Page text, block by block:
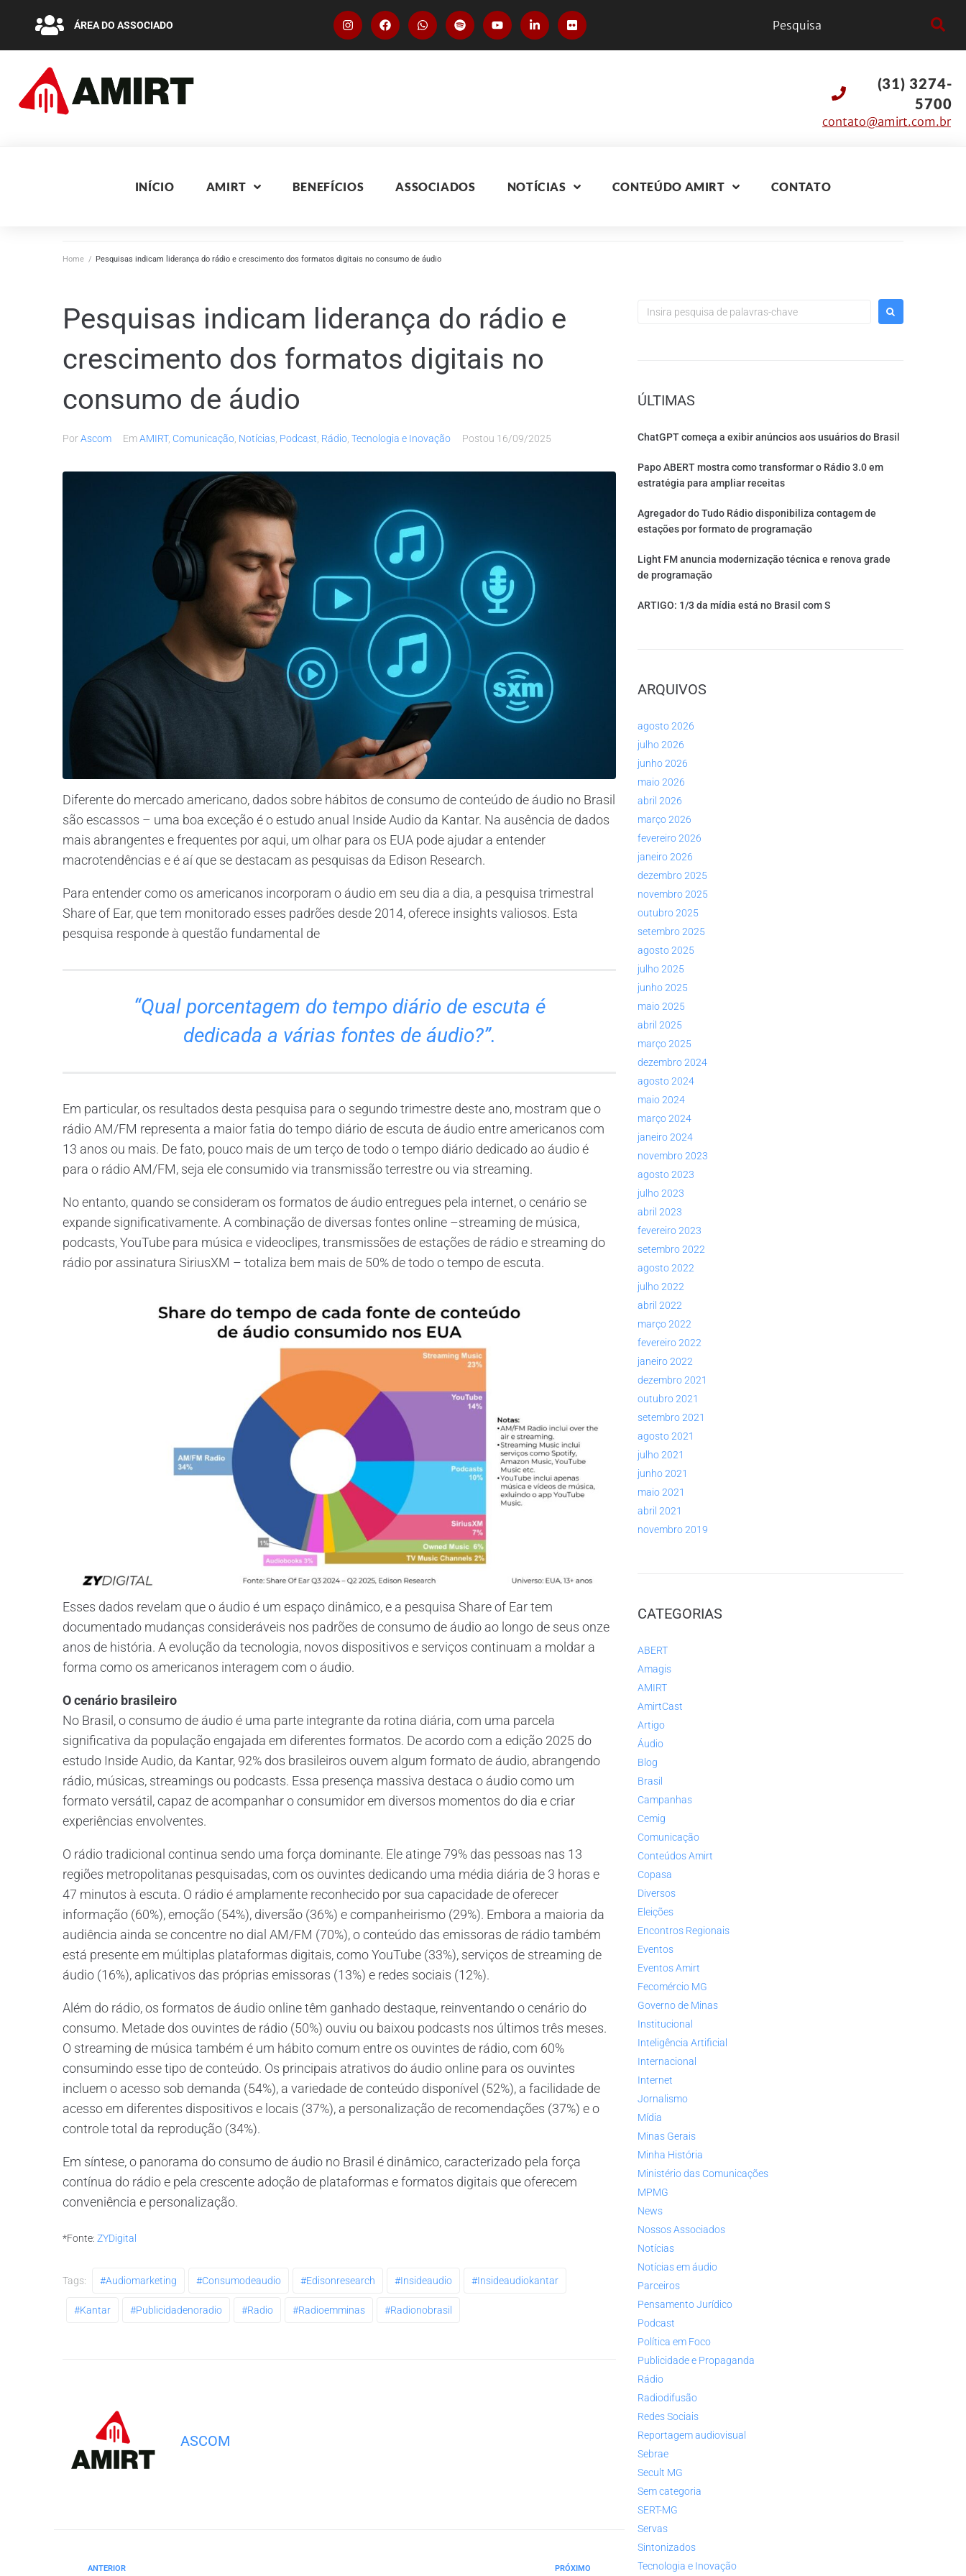
ÁREA DO ASSOCIADO
(31) 3274-
5700
contato@amirt.com.br
INÍCIO AMIRT BENEFÍCIOS ASSOCIADOS NOTÍCIAS CONTEÚDO AMIRT CONTATO
Home / Pesquisas indicam liderança do rádio e crescimento dos formatos digitais no consumo de áudio
Pesquisas indicam liderança do rádio e
crescimento dos formatos digitais no
consumo de áudio
PorAscom EmAMIRT, Comunicação Notícias Podcast Rádio Tecnologia e Inovação Postou 16/09/2025
Diferente do mercado americano, dados sobre hábitos de consumo de conteúdo de áudio no Brasil
são escassos – uma boa exceção é o estudo anual Inside Audio da Kantar. Na ausência de dados
mais abrangentes e frequentes por aqui, um olhar para os EUA pode ajudar a entender
macrotendências e é aí que se destacam as pesquisas da Edison Research.
Para entender como os americanos incorporam o áudio em seu dia a dia, a pesquisa trimestral
Share of Ear, que tem monitorado esses padrões desde 2014, oferece insights valiosos. Esta
pesquisa responde à questão fundamental de
“Qual porcentagem do tempo diário de escuta é
dedicada a várias fontes de áudio?”.
Em particular, os resultados desta pesquisa para o segundo trimestre deste ano, mostram que o
rádio AM/FM representa a maior fatia do tempo diário de escuta de áudio entre americanos com
13 anos ou mais. De fato, pouco mais de um terço de todo o tempo diário dedicado ao áudio é
para o rádio AM/FM, seja ele consumido via transmissão terrestre ou via streaming.
No entanto, quando se consideram os formatos de áudio entregues pela internet, o cenário se
expande significativamente. A combinação de diversas fontes online –streaming de música,
podcasts, YouTube para música e videoclipes, transmissões de estações de rádio e streaming do
rádio por assinatura SiriusXM – totaliza bem mais de 50% de todo o tempo de escuta.
Esses dados revelam que o áudio é um espaço dinâmico, e a pesquisa Share of Ear tem
documentado mudanças consideráveis nos padrões de consumo de áudio ao longo de seus onze
anos de história. A evolução da tecnologia, novos dispositivos e serviços continuam a moldar a
forma como os americanos interagem com o áudio.
O cenário brasileiro
No Brasil, o consumo de áudio é uma parte integrante da rotina diária, com uma parcela
significativa da população engajada em diferentes formatos. De acordo com a edição 2025 do
estudo Inside Audio, da Kantar, 92% dos brasileiros ouvem algum formato de áudio, abrangendo
rádio, músicas, streamings ou podcasts. Essa presença massiva destaca o áudio como um
formato versátil, capaz de acompanhar o consumidor em diversos momentos do dia e criar
experiências envolventes.
O rádio tradicional continua sendo uma força dominante. Ele atinge 79% das pessoas nas 13
regiões metropolitanas pesquisadas, com os ouvintes dedicando uma média diária de 3 horas e
47 minutos à escuta. O rádio é amplamente reconhecido por sua capacidade de oferecer
informação (60%), emoção (54%), diversão (36%) e companheirismo (29%). Embora a maioria da
audiência ainda se concentre no dial AM/FM (70%), o conteúdo das emissoras de rádio também
está presente em múltiplas plataformas digitais, como YouTube (33%), serviços de streaming de
áudio (16%), aplicativos das próprias emissoras (13%) e redes sociais (12%).
Além do rádio, os formatos de áudio online têm ganhado destaque, reinventando o cenário do
consumo. Metade dos ouvintes de rádio (50%) ouviu ou baixou podcasts nos últimos três meses.
O streaming de música também é um hábito comum entre os ouvintes de rádio, com 60%
consumindo esse tipo de conteúdo. Os principais atrativos do áudio online para os ouvintes
incluem o acesso sob demanda (54%), a variedade de conteúdo disponível (52%), a facilidade de
acesso em diferentes dispositivos e locais (37%), a personalização de recomendações (37%) e o
controle total da reprodução (34%).
Em síntese, o panorama do consumo de áudio no Brasil é dinâmico, caracterizado pela força
contínua do rádio e pela crescente adoção de plataformas e formatos digitais que oferecem
conveniência e personalização.
*Fonte: ZYDigital
Tags: #audiomarketing #consumodeaudio #edisonresearch #insideaudio #insideaudiokantar
#kantar #publicidadenoradio #radio #radioemminas #radionobrasil
ASCOM
ANTERIOR PRÓXIMO
ÚLTIMAS
ChatGPT começa a exibir anúncios aos usuários do Brasil
Papo ABERT mostra como transformar o Rádio 3.0 em
estratégia para ampliar receitas
Agregador do Tudo Rádio disponibiliza contagem de
estações por formato de programação
Light FM anuncia modernização técnica e renova grade
de programação
ARTIGO: 1/3 da mídia está no Brasil com S
ARQUIVOS
agosto 2026
julho 2026
junho 2026
maio 2026
abril 2026
março 2026
fevereiro 2026
janeiro 2026
dezembro 2025
novembro 2025
outubro 2025
setembro 2025
agosto 2025
julho 2025
junho 2025
maio 2025
abril 2025
março 2025
dezembro 2024
agosto 2024
maio 2024
março 2024
janeiro 2024
novembro 2023
agosto 2023
julho 2023
abril 2023
fevereiro 2023
setembro 2022
agosto 2022
julho 2022
abril 2022
março 2022
fevereiro 2022
janeiro 2022
dezembro 2021
outubro 2021
setembro 2021
agosto 2021
julho 2021
junho 2021
maio 2021
abril 2021
novembro 2019
CATEGORIAS
ABERT
Amagis
AMIRT
AmirtCast
Artigo
Áudio
Blog
Brasil
Campanhas
Cemig
Comunicação
Conteúdos Amirt
Copasa
Diversos
Eleições
Encontros Regionais
Eventos
Eventos Amirt
Fecomércio MG
Governo de Minas
Institucional
Inteligência Artificial
Internacional
Internet
Jornalismo
Mídia
Minas Gerais
Minha História
Ministério das Comunicações
MPMG
News
Nossos Associados
Notícias
Notícias em áudio
Parceiros
Pensamento Jurídico
Podcast
Política em Foco
Publicidade e Propaganda
Rádio
Radiodifusão
Redes Sociais
Reportagem audiovisual
Sebrae
Secult MG
Sem categoria
SERT-MG
Servas
Sintonizados
Tecnologia e Inovação